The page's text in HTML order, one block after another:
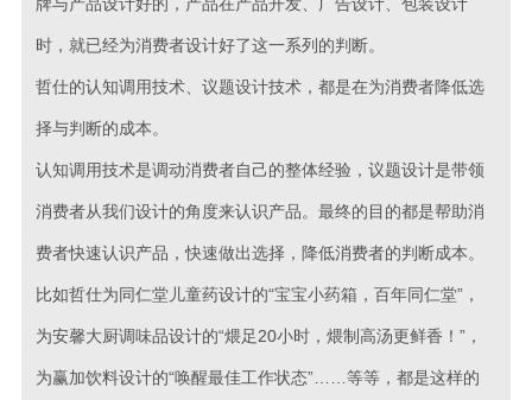
时，就已经为消费者设计好了这一系列的判断。
哲仕的认知调用技术、议题设计技术，都是在为消费者降低选
择与判断的成本。
认知调用技术是调动消费者自己的整体经验，议题设计是带领
消费者从我们设计的角度来认识产品。最终的目的都是帮助消
费者快速认识产品，快速做出选择，降低消费者的判断成本。
比如哲仕为同仁堂儿童药设计的“宝宝小药箱，百年同仁堂”，
为安馨大厨调味品设计的“煨足20小时，煨制高汤更鲜香！”，
为赢加饮料设计的“唤醒最佳工作状态”……等等，都是这样的